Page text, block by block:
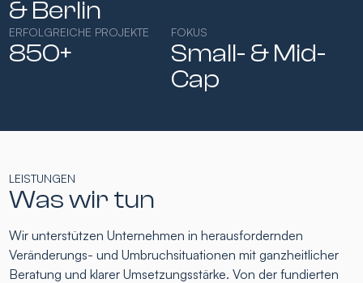
& Berlin
ERFOLGREICHE PROJEKTE
850+
FOKUS
Small- & Mid-
Cap​
LEISTUNGEN
Was wir tun
Wir unterstützen Unternehmen in herausfordernden
Veränderungs- und Umbruchsituationen mit ganzheitlicher
Beratung und klarer Umsetzungsstärke. Von der fundierten